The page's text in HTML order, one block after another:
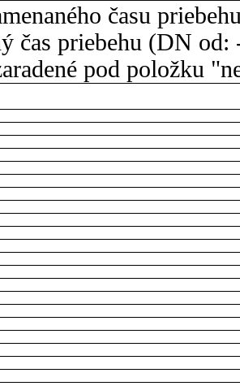
času
čas priebehu (DN
pod položku